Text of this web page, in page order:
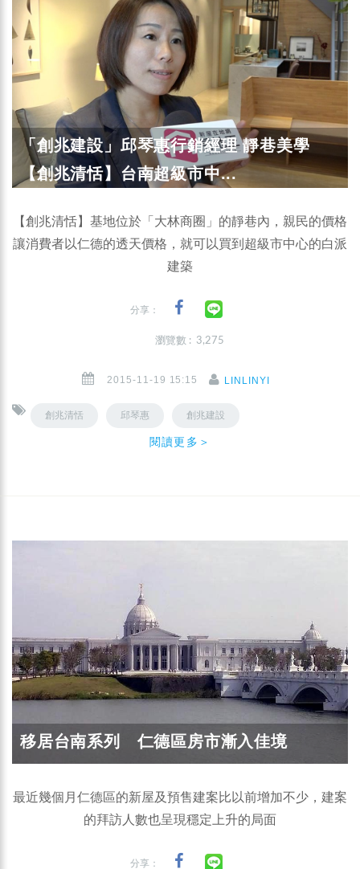
「創兆建設」邱琴惠行銷經理 靜巷美學
【創兆清恬】台南超級市中...
【創兆清恬】基地位於「大林商圈」的靜巷內，親民的價格
讓消費者以仁德的透天價格，就可以買到超級市中心的白派
建築
分享：
瀏覽數 : 3,275
2015-11-19 15:15 LINLINYI
創兆清恬 邱琴惠 創兆建設
閱讀更多＞
移居台南系列 仁德區房市漸入佳境
最近幾個月仁德區的新屋及預售建案比以前增加不少，建案
的拜訪人數也呈現穩定上升的局面
分享：